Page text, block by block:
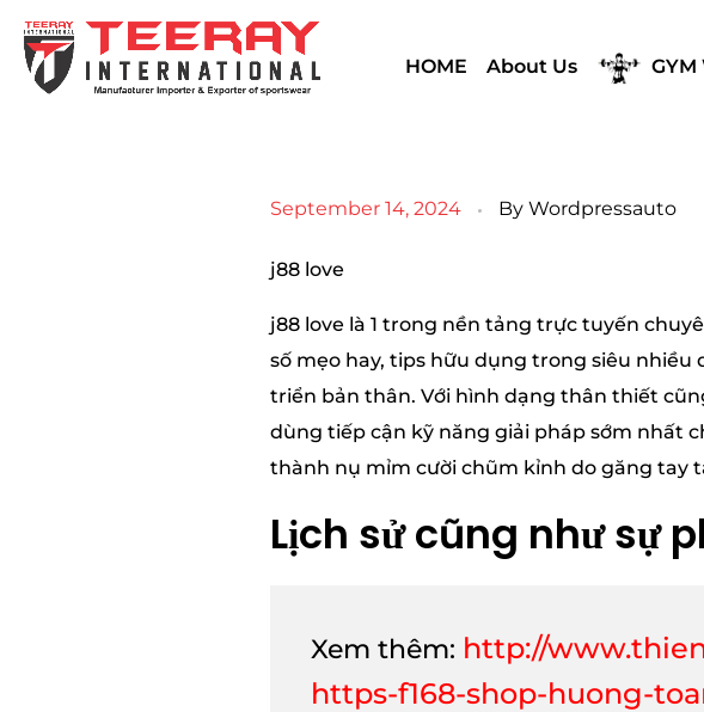
HOME About Us GYM
September 14, 2024 By Wordpressauto
j88 love
j88 love là 1 trong nền tảng trực tuyến
số mẹo hay, tips hữu dụng trong siêu
triển bản thân. Với hình dạng thân thiết
dùng tiếp cận kỹ năng giải pháp sớm nhất
thành nụ mỉm cười chũm kỉnh do găng tay
Lịch sử cũng như sự
Xem thêm: http://
https-f168-shop-huong-